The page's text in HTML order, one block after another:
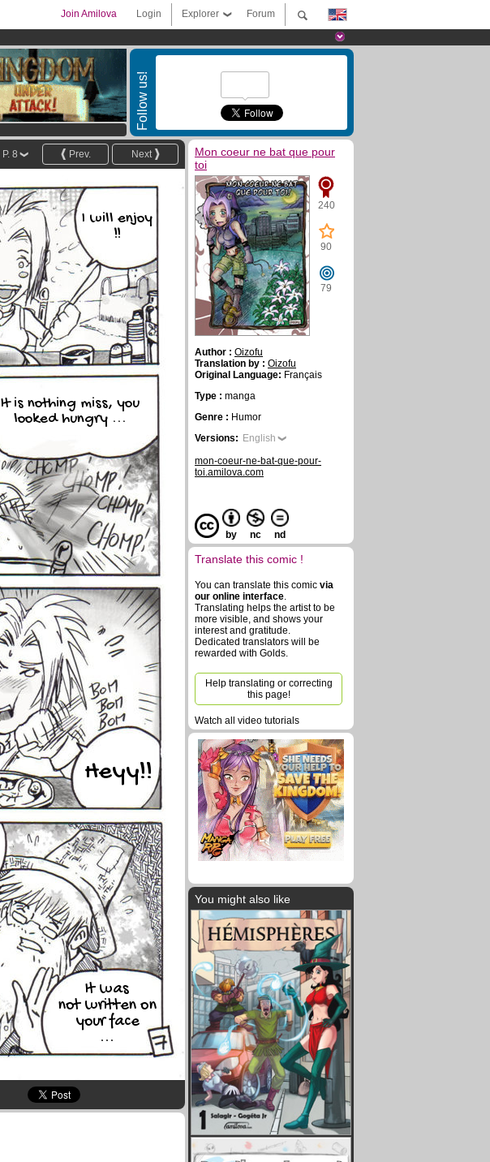
Forum
Explorer
Login
Join Amilova
Follow us!
Next
Prev.
P. 8
I will enjoy
!!
It is nothing miss, you
looked hungry ...
Heyy!!
It was
not written on
your face
...
Mon coeur ne bat que pour
toi
240
90
79
Author : Oizofu
Translation by : Oizofu
Original Language: Français
Type : manga
Genre : Humor
Versions: English
mon-coeur-ne-bat-que-pour-
toi.amilova.com
by nc nd
Translate this comic !
You can translate this comic via
our online interface.
Translating helps the artist to be
more visible, and shows your
interest and gratitude.
Dedicated translators will be
rewarded with Golds.
Help translating or correcting
this page!
Watch all video tutorials
You might also like